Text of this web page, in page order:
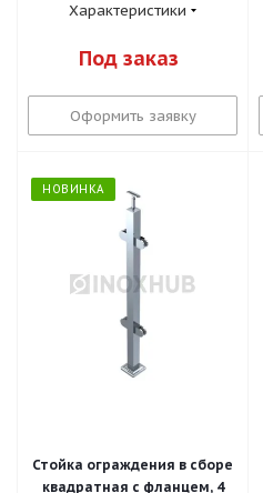
Характеристики
Под заказ
Оформить заявку
НОВИНКА
Стойка ограждения в сборе
квадратная с фланцем, 4